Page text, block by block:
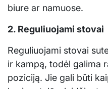
biure ar namuose.
2. Reguliuojami stovai
Reguliuojami stovai
ir kampą, todėl galima
poziciją. Jie gali būti